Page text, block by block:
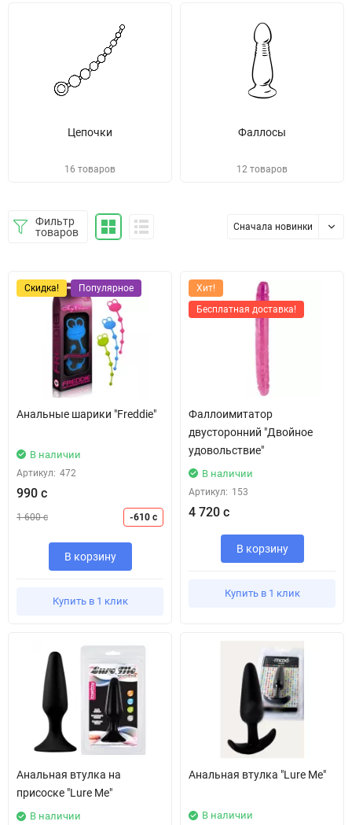
Цепочки
16 товаров
Фаллосы
12 товаров
Фильтр
товаров
Сначала новинки
Скидка! Популярное
Анальные шарики "Freddie"
В наличии
Артикул: 472
990 с
1 600 с -610 с
В корзину
Купить в 1 клик
Хит!
Бесплатная доставка!
Фаллоимитатор
двусторонний "Двойное
удовольствие"
В наличии
Артикул: 153
4 720 с
В корзину
Купить в 1 клик
Анальная втулка на
присоске "Lure Me"
В наличии
Анальная втулка "Lure Me"
В наличии